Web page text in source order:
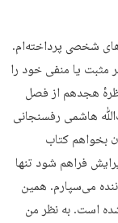
شخصی پرداخته‌ام.
مثبت یا منفی خود را
هجدهم از فصل
هاشمی رفسنجانی
بخواهم کتاب
فراهم شود تنها
می‌سپارم. همین
در سال ۸۸» انجام شده است. به نظر من